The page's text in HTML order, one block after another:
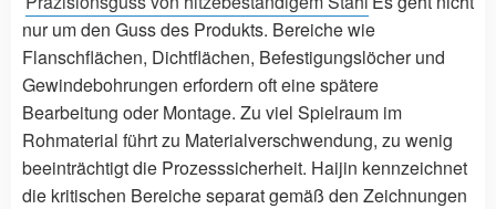
nur um den Guss des Produkts. Bereiche wie
Flanschflächen, Dichtflächen, Befestigungslöcher und
Gewindebohrungen erfordern oft eine spätere
Bearbeitung oder Montage. Zu viel Spielraum im
Rohmaterial führt zu Materialverschwendung, zu wenig
beeinträchtigt die Prozesssicherheit. Haijin kennzeichnet
die kritischen Bereiche separat gemäß den Zeichnungen